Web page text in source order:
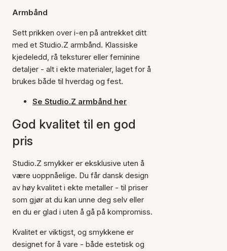
Armbånd
Sett prikken over i-en på antrekket ditt
med et Studio.Z armbånd. Klassiske
kjedeledd, rå teksturer eller feminine
detaljer - alt i ekte materialer, laget for å
brukes både til hverdag og fest.
Se Studio.Z armbånd her
God kvalitet til en god
pris
Studio.Z smykker er eksklusive uten å
være uoppnåelige. Du får dansk design
av høy kvalitet i ekte metaller - til priser
som gjør at du kan unne deg selv eller
en du er glad i uten å gå på kompromiss.
Kvalitet er viktigst, og smykkene er
designet for å vare - både estetisk og